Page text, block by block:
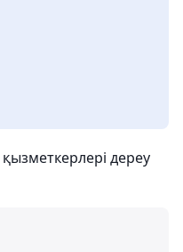
дереу